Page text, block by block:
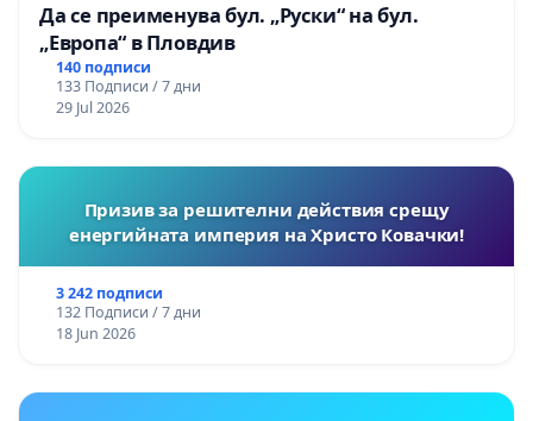
Да се преименува бул. „Руски“ на бул.
„Европа“ в Пловдив
140 подписи
133 Подписи / 7 дни
29 Jul 2026
Призив за решителни действия срещу
енергийната империя на Христо Ковачки!
3 242 подписи
132 Подписи / 7 дни
18 Jun 2026